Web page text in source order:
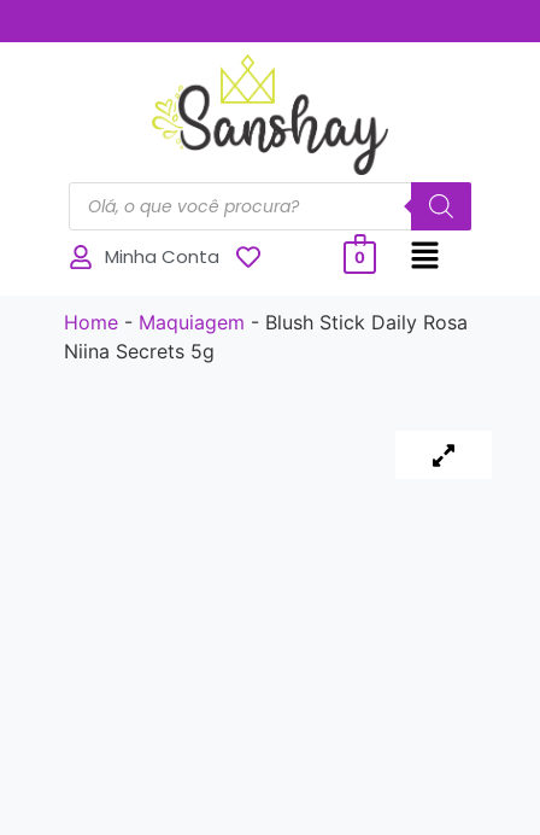
Minha Conta 0
Home- Maquiagem - Blush Stick Daily Rosa
Niina Secrets 5g